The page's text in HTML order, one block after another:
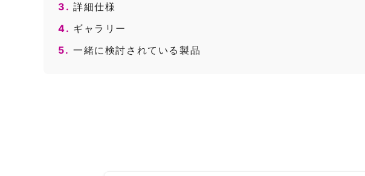
3. 詳細仕様
4. ギャラリー
5. 一緒に検討されている製品